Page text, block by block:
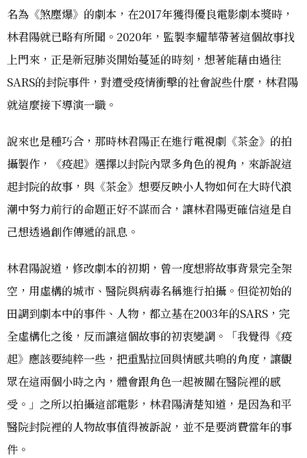
名為《煞塵爆》的劇本，在2017年獲得優良電影劇本獎時，
林君陽就已略有所聞。2020年，監製李耀華帶著這個故事找
上門來，正是新冠肺炎開始蔓延的時刻，想著能藉由過往
SARS的封院事件，對遭受疫情衝擊的社會說些什麼，林君陽
就這麼接下導演一職。
說來也是種巧合，那時林君陽正在進行電視劇《茶金》的拍
攝製作，《疫起》選擇以封院內眾多角色的視角，來訴說這
起封院的故事，與《茶金》想要反映小人物如何在大時代浪
潮中努力前行的命題正好不謀而合，讓林君陽更確信這是自
己想透過創作傳遞的訊息。
林君陽說道，修改劇本的初期，曾一度想將故事背景完全架
空，用虛構的城市、醫院與病毒名稱進行拍攝。但從初始的
田調到劇本中的事件、人物，都立基在2003年的SARS，完
全虛構化之後，反而讓這個故事的初衷變調。「我覺得《疫
起》應該要純粹一些，把重點拉回與情感共鳴的角度，讓觀
眾在這兩個小時之內，體會跟角色一起被關在醫院裡的感
受。」之所以拍攝這部電影，林君陽清楚知道，是因為和平
醫院封院裡的人物故事值得被訴說，並不是要消費當年的事
件。